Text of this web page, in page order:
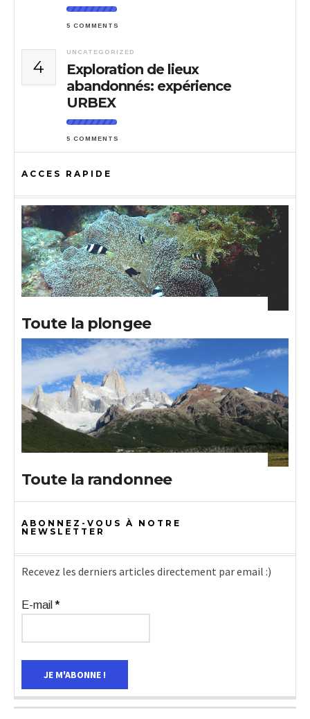
5 COMMENTS
4
UNCATEGORIZED
Exploration de lieux
abandonnés: expérience
URBEX
5 COMMENTS
ACCES RAPIDE
Toute la plongee
Toute la randonnee
ABONNEZ-VOUS À NOTRE
NEWSLETTER
Recevez les derniers articles directement par email :)
E-mail*